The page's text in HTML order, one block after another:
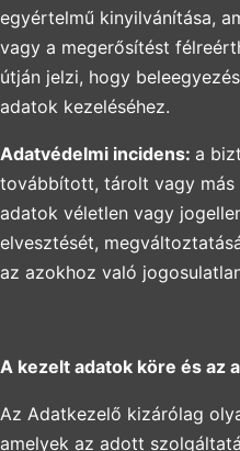
egyértelmű kinyilvánítása,
vagy a megerősítést
útján jelzi, hogy
adatok kezeléséhez.
Adatvédelmi incidens: a
továbbított, tárolt vagy más
adatok véletlen vagy
elvesztését,
az azokhoz való
A kezelt adatok köre és az
Az Adatkezelő kizárólag
amelyek az adott